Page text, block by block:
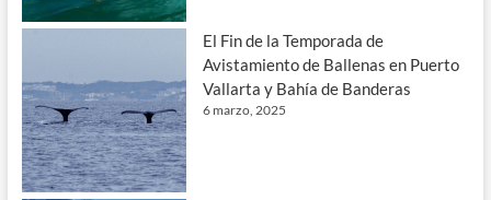
El Fin de la Temporada de
Avistamiento de Ballenas en Puerto
Vallarta y Bahía de Banderas
6 marzo, 2025